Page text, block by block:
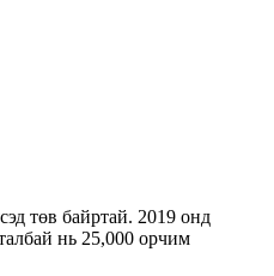
төв байртай. 2019 онд
нь 25,000 орчим